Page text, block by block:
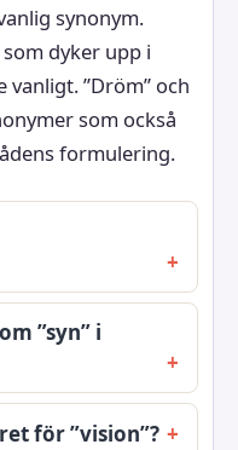
synonym.
dyker upp i
”Dröm” och
som också
formulering.
”syn” i
för ”vision”?